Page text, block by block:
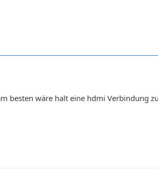
besten wäre halt eine hdmi Verbindung